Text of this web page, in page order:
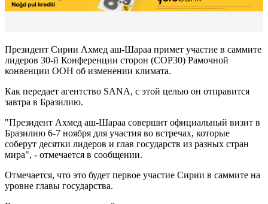
Президент Сирии Ахмед аш-Шараа примет участие в саммите
лидеров 30-й Конференции сторон (COP30) Рамочной
конвенции ООН об изменении климата.
Как передает агентство SANA, с этой целью он отправится
завтра в Бразилию.
"Президент Ахмед аш-Шараа совершит официальный визит в
Бразилию 6-7 ноября для участия во встречах, которые
соберут десятки лидеров и глав государств из разных стран
мира", - отмечается в сообщении.
Отмечается, что это будет первое участие Сирии в саммите на
уровне главы государства.